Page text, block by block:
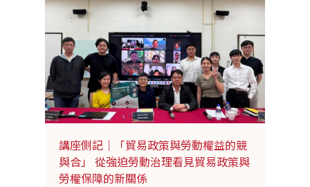
講座側記｜「貿易政策與勞動權益的競
與合」 從強迫勞動治理看見貿易政策與
勞權保障的新關係